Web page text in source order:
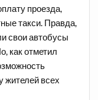
проезда,
такси. Правда,
свои автобусы
как отметил
жителей всех